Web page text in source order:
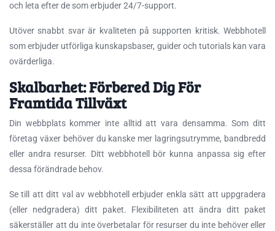
och leta efter de som erbjuder 24/7-support.
Utöver snabbt svar är kvaliteten på supporten kritisk. Webbhotell
som erbjuder utförliga kunskapsbaser, guider och tutorials kan vara
ovärderliga.
Skalbarhet: Förbered Dig För
Framtida Tillväxt
Din webbplats kommer inte alltid att vara densamma. Som ditt
företag växer behöver du kanske mer lagringsutrymme, bandbredd
eller andra resurser. Ditt webbhotell bör kunna anpassa sig efter
dessa förändrade behov.
Se till att ditt val av webbhotell erbjuder enkla sätt att uppgradera
(eller nedgradera) ditt paket. Flexibiliteten att ändra ditt paket
säkerställer att du inte överbetalar för resurser du inte behöver eller